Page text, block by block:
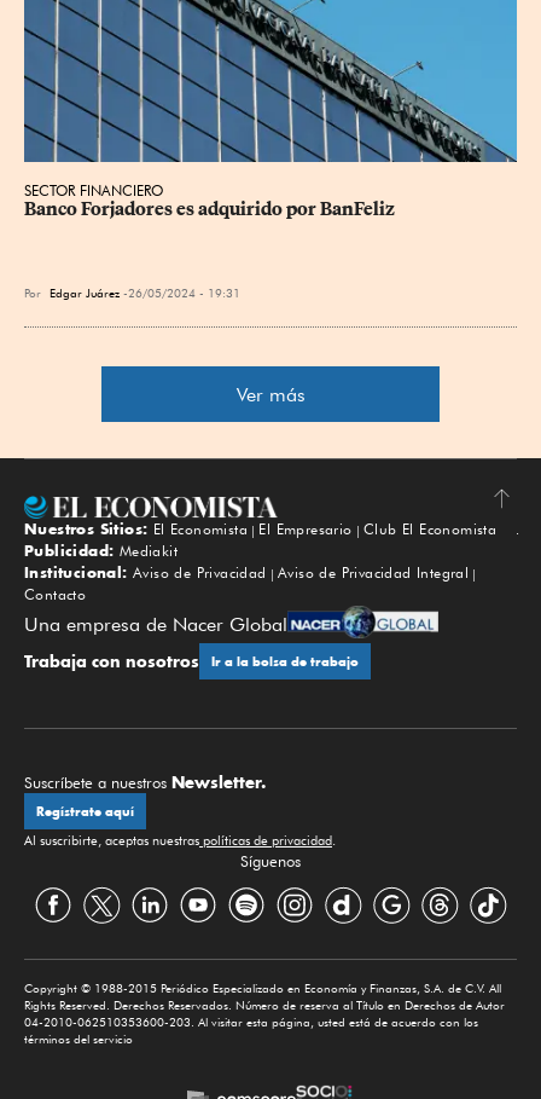
SECTOR FINANCIERO
Banco Forjadores es adquirido por BanFeliz
Por Edgar Juárez 26/05/2024 - 19:31
Ver más
Subir
Nuestros Sitios: El Economista El Empresario
Club El Economista
Publicidad: Mediakit
Institucional: Aviso de Privacidad
Aviso de Privacidad Integral
Contacto
Una empresa de Nacer Global
Trabaja con nosotros Ir a la bolsa de trabajo
Suscríbete a nuestros Newsletter.
Regístrate aquí
Al suscribirte, aceptas nuestras políticas de privacidad.
Síguenos
Copyright © 1988-2015 Periódico Especializado en Economía y Finanzas, S.A. de C.V. All
Rights Reserved. Derechos Reservados. Número de reserva al Título en Derechos de Autor
04-2010-062510353600-203. Al visitar esta página, usted está de acuerdo con los
términos del servicio